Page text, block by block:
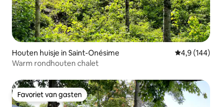
Houten huisje in Saint-Onésime Gemiddelde
4,9 (144)
Warm rondhouten chalet
Favoriet van gasten
Favoriet van gasten